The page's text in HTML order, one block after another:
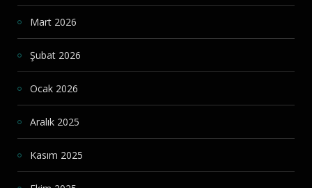
Mart 2026
Şubat 2026
Ocak 2026
Aralık 2025
Kasım 2025